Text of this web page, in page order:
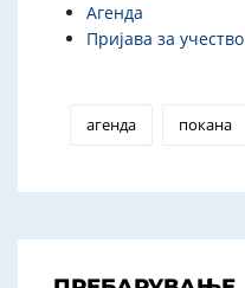
Агенда
Пријава за учество
агенда покана